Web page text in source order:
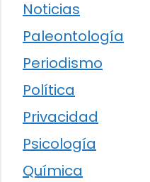
Noticias
Paleontología
Periodismo
Política
Privacidad
Psicología
Química